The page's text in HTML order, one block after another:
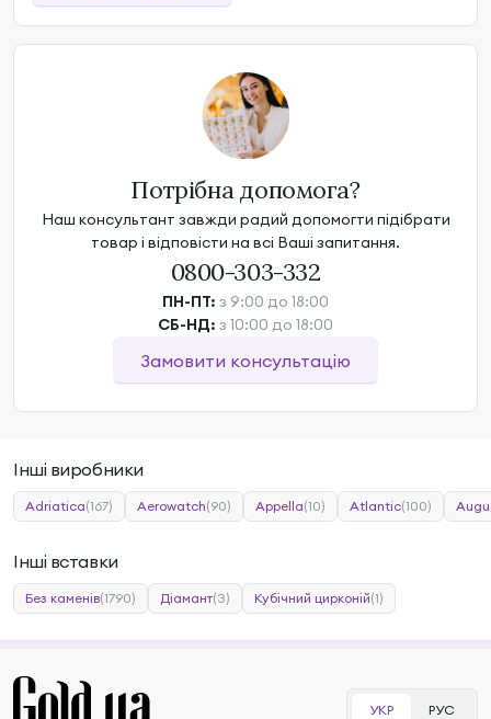
Потрібна допомога?
Наш консультант завжди радий допомогти підібрати
товар і відповісти на всі Ваші запитання.
0800-303-332
ПН-ПТ: з 9:00 до 18:00
СБ-НД: з 10:00 до 18:00
Замовити консультацію
Інші виробники
Adriatica(167) Aerowatch(90) Appella(10) Atlantic(100)
Інші вставки
Без каменів(1790) Діамант(3) Кубічний цирконій(1)
УКР РУС